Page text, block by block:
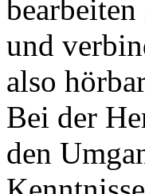
und
also
Bei der
den